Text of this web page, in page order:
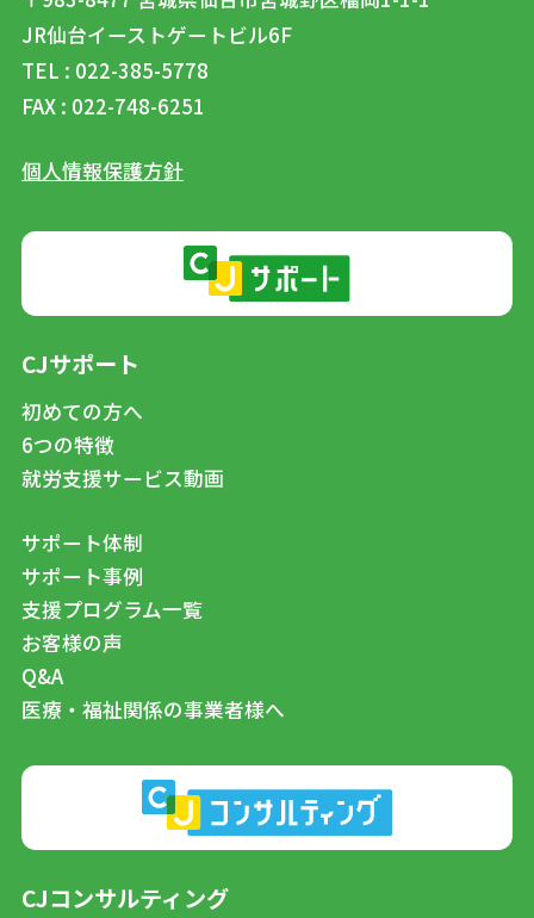
JR仙台イーストゲートビル6F
TEL : 022-385-5778
FAX : 022-748-6251
個人情報保護方針
CJサポート
初めての方へ
6つの特徴
就労支援サービス動画
サポート体制
サポート事例
支援プログラム一覧
お客様の声
Q&A
医療・福祉関係の事業者様へ
CJコンサルティング